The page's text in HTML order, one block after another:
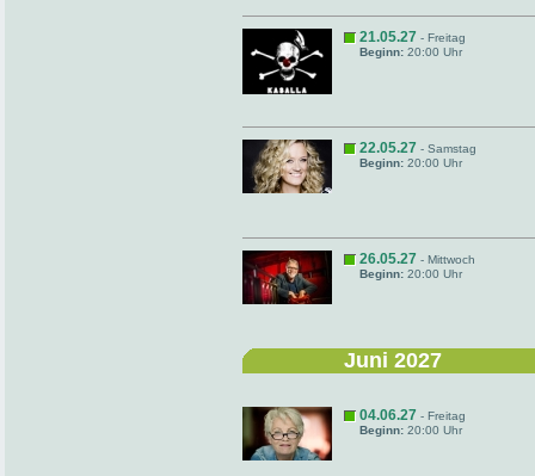
21.05.27 - Freitag
Beginn: 20:00 Uhr
22.05.27 - Samstag
Beginn: 20:00 Uhr
26.05.27 - Mittwoch
Beginn: 20:00 Uhr
Juni 2027
04.06.27 - Freitag
Beginn: 20:00 Uhr